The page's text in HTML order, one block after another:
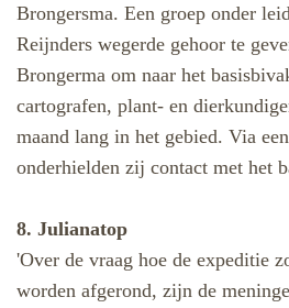
Brongersma. Een groep onder
Reijnders wegerde gehoor te
Brongerma om naar het
cartografen, plant- en
maand lang in het gebied. Via
onderhielden zij contact met het
8. Julianatop
'Over de vraag hoe de expeditie
worden afgerond, zijn de